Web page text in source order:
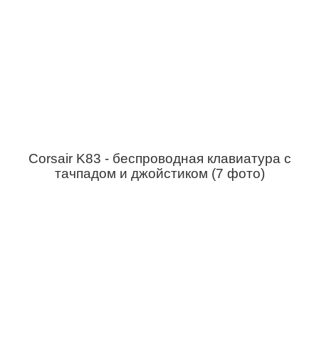
Corsair K83 - беспроводная клавиатура с
тачпадом и джойстиком (7 фото)